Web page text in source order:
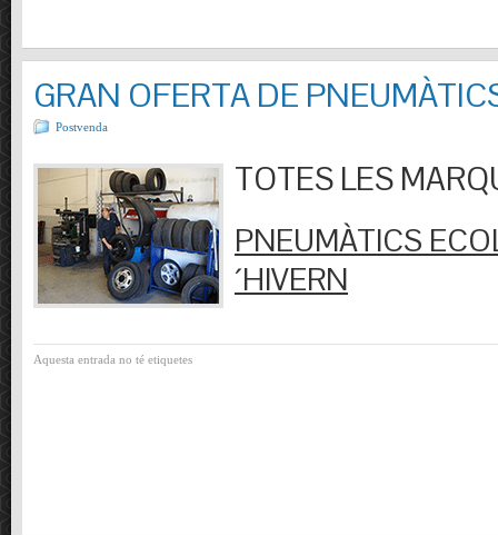
GRAN OFERTA DE
Postvenda
TOTES LES
PNEUMÀTICS
´HIVERN
Aquesta entrada no té etiquetes